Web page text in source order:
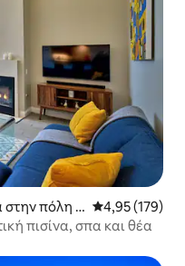
στην πόλη Π Μέση
4,95 (179)
πισίνα, σπα και θέα